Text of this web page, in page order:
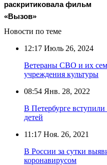
раскритиковала фильм
«Вызов»
Новости по теме
12:17 Июль 26, 2024
Ветераны СВО и их
учреждения культуры
08:54 Янв. 28, 2022
В Петербурге
детей
11:17 Ноя. 26, 2021
В России за сутки
коронавирусом